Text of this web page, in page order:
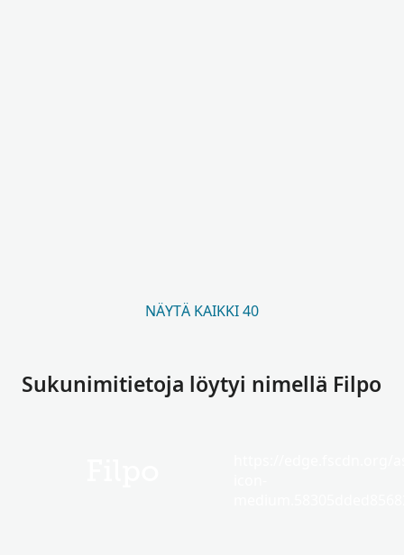
NÄYTÄ KAIKKI 40
Sukunimitietoja löytyi nimellä Filpo